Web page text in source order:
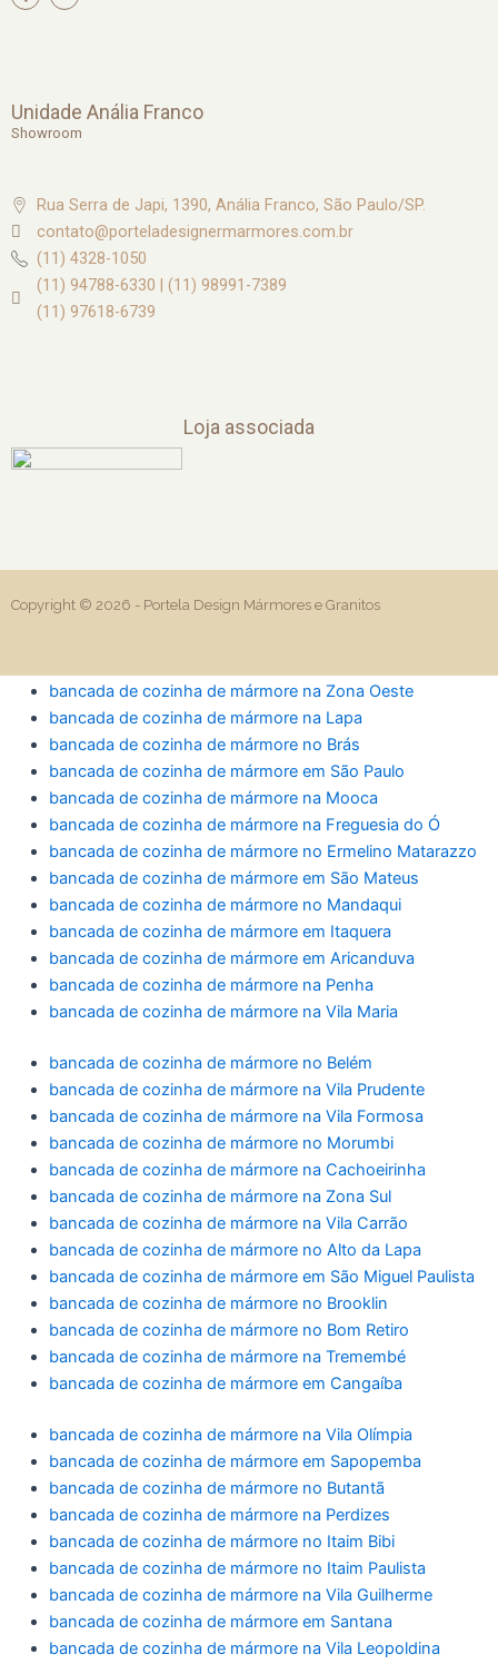
s
m
Unidade Anália Franco
Showroom
Rua Serra de Japi, 1390, Anália Franco, São Paulo/SP.
contato@porteladesignermarmores.com.br
(11) 4328-1050
(11) 94788-6330 | (11) 98991-7389
(11) 97618-6739
Loja associada
Copyright © 2026 - Portela Design Mármores e Granitos
bancada de cozinha de mármore na Zona Oeste
bancada de cozinha de mármore na Lapa
bancada de cozinha de mármore no Brás
bancada de cozinha de mármore em São Paulo
bancada de cozinha de mármore na Mooca
bancada de cozinha de mármore na Freguesia do Ó
bancada de cozinha de mármore no Ermelino Matarazzo
bancada de cozinha de mármore em São Mateus
bancada de cozinha de mármore no Mandaqui
bancada de cozinha de mármore em Itaquera
bancada de cozinha de mármore em Aricanduva
bancada de cozinha de mármore na Penha
bancada de cozinha de mármore na Vila Maria
bancada de cozinha de mármore no Belém
bancada de cozinha de mármore na Vila Prudente
bancada de cozinha de mármore na Vila Formosa
bancada de cozinha de mármore no Morumbi
bancada de cozinha de mármore na Cachoeirinha
bancada de cozinha de mármore na Zona Sul
bancada de cozinha de mármore na Vila Carrão
bancada de cozinha de mármore no Alto da Lapa
bancada de cozinha de mármore em São Miguel Paulista
bancada de cozinha de mármore no Brooklin
bancada de cozinha de mármore no Bom Retiro
bancada de cozinha de mármore na Tremembé
bancada de cozinha de mármore em Cangaíba
bancada de cozinha de mármore na Vila Olímpia
bancada de cozinha de mármore em Sapopemba
bancada de cozinha de mármore no Butantã
bancada de cozinha de mármore na Perdizes
bancada de cozinha de mármore no Itaim Bibi
bancada de cozinha de mármore no Itaim Paulista
bancada de cozinha de mármore na Vila Guilherme
bancada de cozinha de mármore em Santana
bancada de cozinha de mármore na Vila Leopoldina